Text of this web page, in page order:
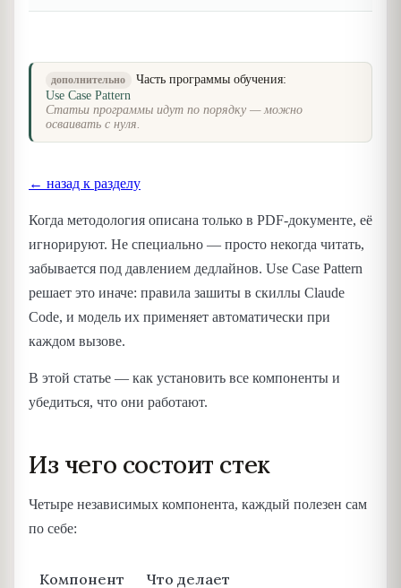
дополнительно
Часть программы обучения:
Use Case Pattern
Статьи программы идут по порядку — можно
осваивать с нуля.
← назад к разделу
Когда методология описана только в PDF-документе, её
игнорируют. Не специально — просто некогда читать,
забывается под давлением дедлайнов. Use Case Pattern
решает это иначе: правила зашиты в скиллы Claude
Code, и модель их применяет автоматически при
каждом вызове.
В этой статье — как установить все компоненты и
убедиться, что они работают.
Из чего состоит стек
Четыре независимых компонента, каждый полезен сам
по себе:
Компонент Что делает